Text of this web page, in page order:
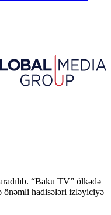
“Baku TV” ölkədə
önəmli hadisələri izləyiciyə